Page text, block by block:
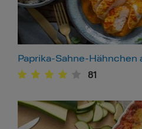
Paprika-Sahne-Hähnchen
81